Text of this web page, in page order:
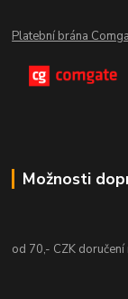
Platební brána
Možnosti
od 70,- CZK